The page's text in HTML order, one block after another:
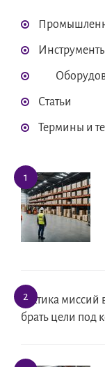
Статьи
Термины и
Тактика миссий
брать цели под